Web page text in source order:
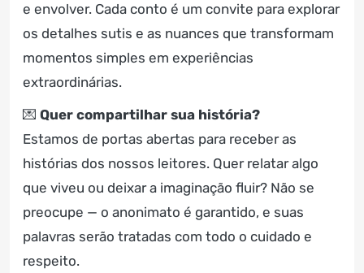
e envolver. Cada conto é um convite para explorar
os detalhes sutis e as nuances que transformam
momentos simples em experiências
extraordinárias.
💌 Quer compartilhar sua história?
Estamos de portas abertas para receber as
histórias dos nossos leitores. Quer relatar algo
que viveu ou deixar a imaginação fluir? Não se
preocupe — o anonimato é garantido, e suas
palavras serão tratadas com todo o cuidado e
respeito.